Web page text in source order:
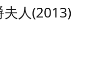
人(2013)